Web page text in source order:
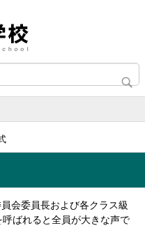
会委員長および各クラス級
ばれると全員が大きな声で